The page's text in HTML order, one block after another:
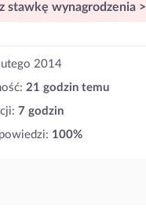
stawkę wynagrodzenia >
lutego 2014
21 godzin temu
7 godzin
100%